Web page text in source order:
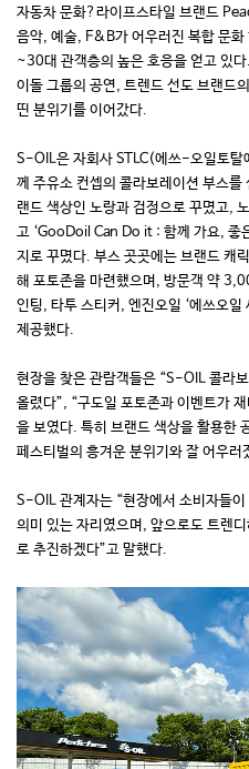
자동차 문화?라이프스타일 브랜드
음악, 예술, F&B가 어우러진 복합 문
~30대 관객층의 높은 호응을 얻고 있
이돌 그룹의 공연, 트렌드 선도 브랜드
띤 분위기를 이어갔다.
S-OIL은 자회사 STLC(에쓰-오일토탈
께 주유소 컨셉의 콜라보레이션 부스
랜드 색상인 노랑과 검정으로 꾸몄고,
고 ‘GooDoil Can Do it : 함께 가요, 좋
지로 꾸몄다. 부스 곳곳에는 브랜드 캐
해 포토존을 마련했으며, 방문객 약
인팅, 타투 스티커, 엔진오일 ‘에쓰오
제공했다.
현장을 찾은 관람객들은 “S-OIL 콜라
올렸다”, “구도일 포토존과 이벤트가
을 보였다. 특히 브랜드 색상을 활용한
페스티벌의 흥겨운 분위기와 잘 어우러
S-OIL 관계자는 “현장에서 소비자들
의미 있는 자리였으며, 앞으로도 트렌
로 추진하겠다”고 말했다.